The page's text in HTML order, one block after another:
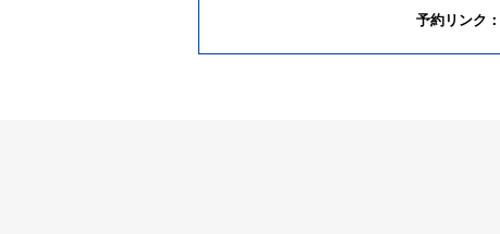
予約リンク：